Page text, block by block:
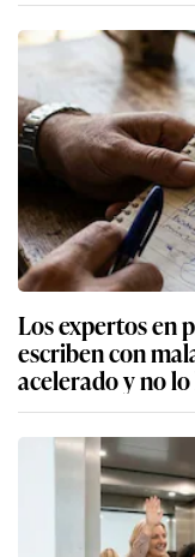
Los expertos en
escriben con
acelerado y no